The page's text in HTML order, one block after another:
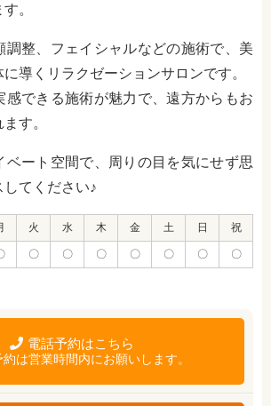
。
調整、フェイシャルなどの施術で、美
導くリラクゼーションサロンです。
感できる施術が魅力で、遠方からもお
す。
ベート空間で、周りの目を気にせず思
てください♪
火 水 木 金 土 日 祝
〇 〇 〇 〇 〇 〇 〇
電話予約はこちら
は営業時間内にお願いします。